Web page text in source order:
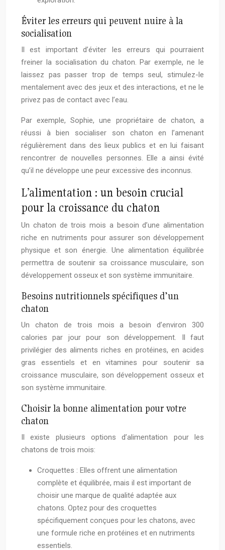
Éviter les erreurs qui peuvent nuire à la
socialisation
Il est important d’éviter les erreurs qui pourraient
freiner la socialisation du chaton. Par exemple, ne le
laissez pas passer trop de temps seul, stimulez-le
mentalement avec des jeux et des interactions, et ne le
privez pas de contact avec l’eau.
Par exemple, Sophie, une propriétaire de chaton, a
réussi à bien socialiser son chaton en l’amenant
régulièrement dans des lieux publics et en lui faisant
rencontrer de nouvelles personnes. Elle a ainsi évité
qu’il ne développe une peur excessive des inconnus.
L’alimentation : un besoin crucial
pour la croissance du chaton
Un chaton de trois mois a besoin d’une alimentation
riche en nutriments pour assurer son développement
physique et son énergie. Une alimentation équilibrée
permettra de soutenir sa croissance musculaire, son
développement osseux et son système immunitaire.
Besoins nutritionnels spécifiques d’un
chaton
Un chaton de trois mois a besoin d’environ 300
calories par jour pour son développement. Il faut
privilégier des aliments riches en protéines, en acides
gras essentiels et en vitamines pour soutenir sa
croissance musculaire, son développement osseux et
son système immunitaire.
Choisir la bonne alimentation pour votre
chaton
Il existe plusieurs options d’alimentation pour les
chatons de trois mois:
Croquettes : Elles offrent une alimentation
complète et équilibrée, mais il est important de
choisir une marque de qualité adaptée aux
chatons. Optez pour des croquettes
spécifiquement conçues pour les chatons, avec
une formule riche en protéines et en nutriments
essentiels.